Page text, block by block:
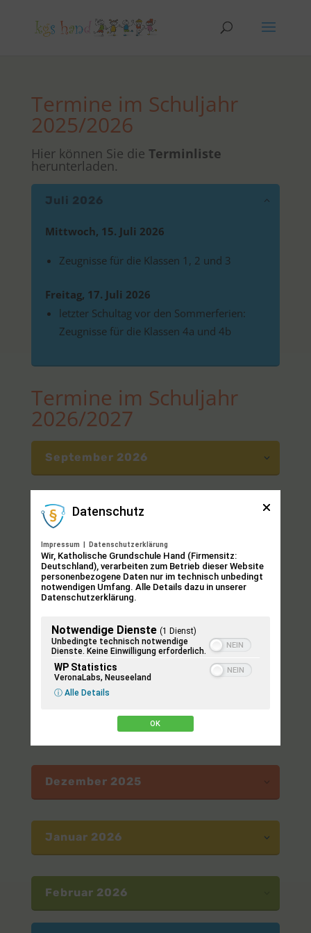
Termine im Schuljahr
2025/2026
Hier können Sie die Terminliste
herunterladen.
Juli 2026
Mittwoch, 15. Juli 2026
Zeugnisse für die Klassen 1, 2 und 3
Freitag, 17. Juli 2026
letzter Schultag vor den Sommerferien:
Zeugnisse für die Klassen 4a und 4b
Termine im Schuljahr
2026/2027
September 2026
Vergangene Termine
August 2025
September 2025
Oktober 2025
Dezember 2025
Januar 2026
Februar 2026
Datenschutz
Impressum Datenschutzerklärung
Wir, Katholische Grundschule Hand (Firmensitz:
Deutschland), verarbeiten zum Betrieb dieser Website
personenbezogene Daten nur im technisch unbedingt
notwendigen Umfang. Alle Details dazu in unserer
Datenschutzerklärung.
Notwendige Dienste (1 Dienst)
Unbedingte technisch notwendige
Dienste. Keine Einwilligung erforderlich.
WP Statistics
VeronaLabs, Neuseeland
ⓘ Alle Details
OK